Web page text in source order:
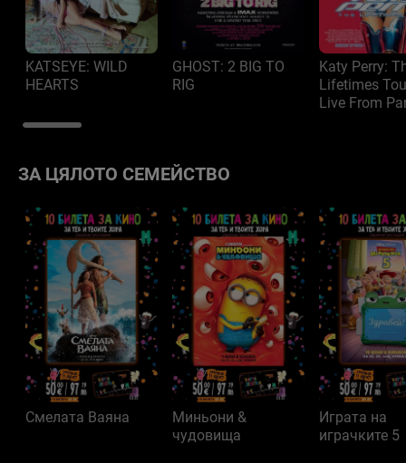
KATSEYE: WILD
HEARTS
GHOST: 2 BIG TO
RIG
Katy Perry:
Lifetimes
Live From
ЗА ЦЯЛОТО СЕМЕЙСТВО
Смелата Ваяна
Миньони &
чудовища
Играта на
играчките 5